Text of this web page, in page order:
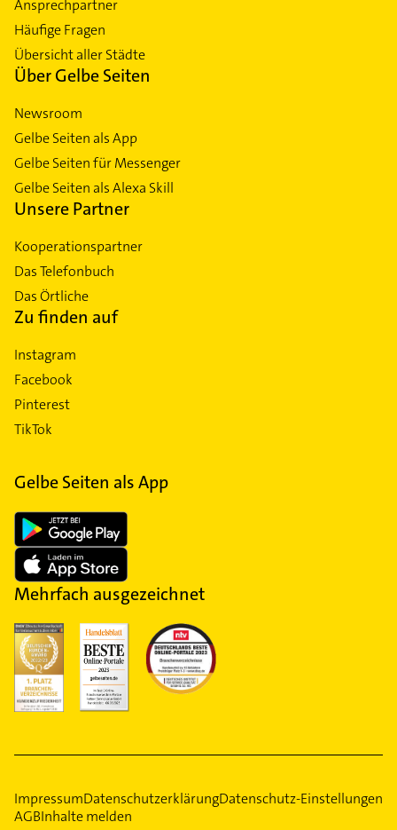
Ansprechpartner
Häufige Fragen
Übersicht aller Städte
Über Gelbe Seiten
Newsroom
Gelbe Seiten als App
Gelbe Seiten für Messenger
Gelbe Seiten als Alexa Skill
Unsere Partner
Kooperationspartner
Das Telefonbuch
Das Örtliche
Zu finden auf
Instagram
Facebook
Pinterest
TikTok
Gelbe Seiten als App
Mehrfach ausgezeichnet
ImpressumDatenschutzerklärungDatenschutz-Einstellungen
AGBInhalte melden